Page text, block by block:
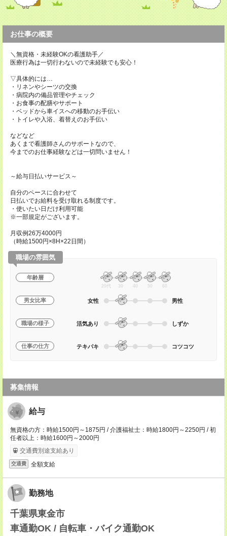
お仕事の概要
＼無資格・未経験OKの看護助手／
医療行為は一切行わないので未経験でも安心！
▽具体的には…
・リネンやシーツの交換
・病院内の備品管理やチェック
・お食事の配膳やサポート
・ベッドから車イスへの移動のお手伝い
・トイレや入浴、着替えのお手伝い
などなど
あくまで看護師さんのサポートなので、
今までのお仕事経験などは一切問いません！
～給与日払いサービス～
自分のペースに合わせて
日払いでお給料を受け取れる制度です。
・使いたい日だけ利用可能
※一部規定がございます。
月収例26万4000円
（時給1500円×8H×22日間）
職場の雰囲気
年齢層
20代 30 40 50 60
男女比率 女性 男性
職場の様子 活気あり しずか
仕事の仕方 テキパキ コツコツ
募集情報
給与
無資格の方：時給1500円～1875円 / 介護福祉士：時給1800円～2250円 / 初
任者以上：時給1600円～2000円
交通費別途支給あり
交通費 全額支給
勤務地
千葉県東金市
車通勤OK / 自転車・バイク通勤OK